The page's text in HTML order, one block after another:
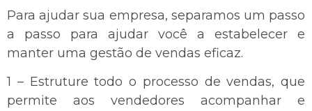
Para ajudar sua empresa, separamos um passo
a passo para ajudar você a estabelecer e
manter uma gestão de vendas eficaz.
1 – Estruture todo o processo de vendas, que
permite aos vendedores acompanhar e